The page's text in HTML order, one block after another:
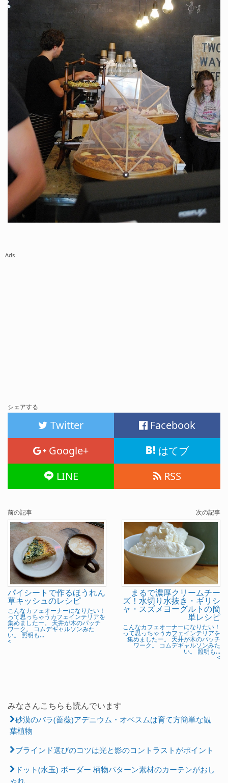
Ads
シェアする
Twitter
Facebook
Google+
はてブ
LINE
RSS
前の記事
パイシートで作るほうれん
草キッシュのレシピ
こんなカフェオーナーになりたい！
って思っちゃうカフェインテリアを
集めましたー。 天井が木のパッチ
ワーク。 コムデギャルソンみた
い。 照明も...
<
次の記事
まるで濃厚クリームチー
ズ！水切り水抜き・ギリシ
ャ・スズメヨーグルトの簡
単レシピ
こんなカフェオーナーになりたい！
って思っちゃうカフェインテリアを
集めましたー。 天井が木のパッチ
ワーク。 コムデギャルソンみた
い。 照明も...
<
みなさんこちらも読んでいます
砂漠のバラ(薔薇)アデニウム・オベスムは育て方簡単な観
葉植物
ブラインド選びのコツは光と影のコントラストがポイント
ドット(水玉) ボーダー 柄物パターン素材のカーテンがおし
ゃれ